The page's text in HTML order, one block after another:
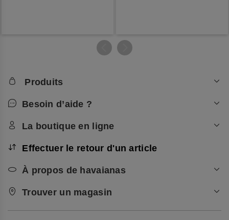
Produits
Besoin d’aide ?
La boutique en ligne
Effectuer le retour d'un article
À propos de havaianas
Trouver un magasin